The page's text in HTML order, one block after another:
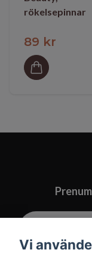
rökelsepinnar
89 kr
Vi